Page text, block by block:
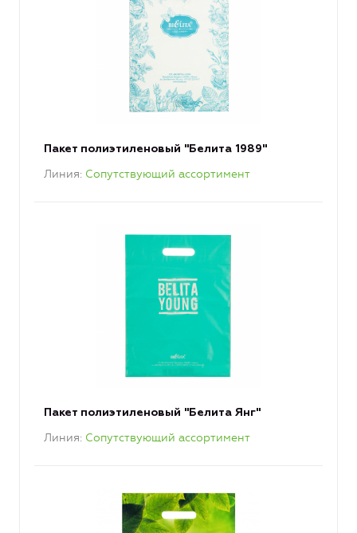
Пакет полиэтиленовый "Белита 1989"
Линия Сопутствующий ассортимент
Пакет полиэтиленовый "Белита Янг"
Линия Сопутствующий ассортимент